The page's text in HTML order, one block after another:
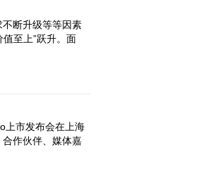
断升级等等因素
至上”跃升。面
上市发布会在上海
作伙伴、媒体嘉